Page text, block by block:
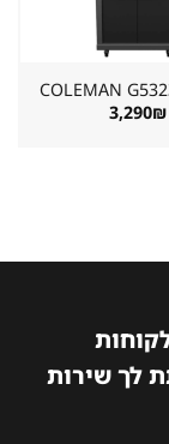
3,290
לך שירות